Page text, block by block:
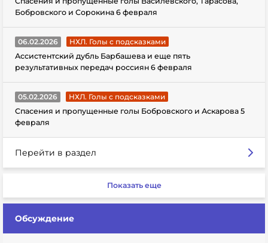
Бобровского и Сорокина 6 февраля
06.02.2026
НХЛ. Голы с подсказками
Ассистентский дубль Барбашева и еще пять
результативных передач россиян 6 февраля
05.02.2026
НХЛ. Голы с подсказками
Спасения и пропущенные голы Бобровского и Аскарова 5
февраля
Перейти в раздел
Показать еще
Обсуждение